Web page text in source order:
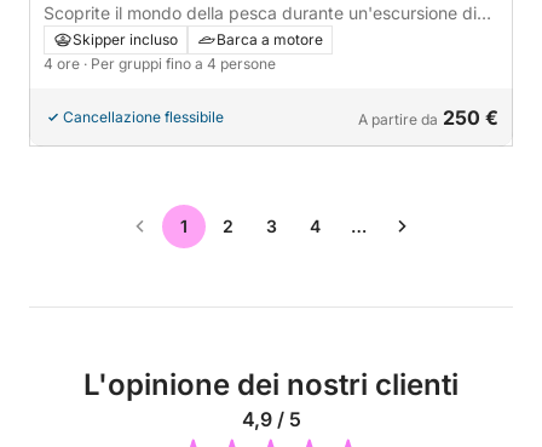
Scoprite il mondo della pesca durante un'escursione di
mezza giornata in motoscafo.
Skipper incluso
Barca a motore
4 ore · Per gruppi fino a 4 persone
Cancellazione flessibile A partire da 250 €
1 2 3 4 …
L'opinione dei nostri clienti
4,9 / 5